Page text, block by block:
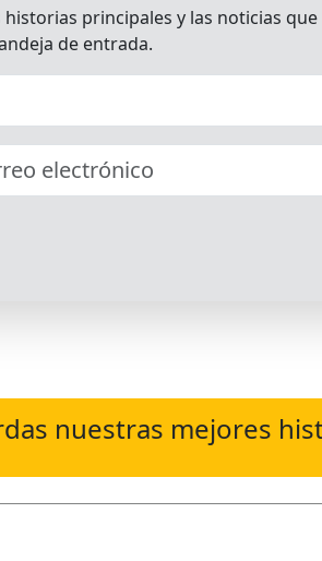
nuestras mejores